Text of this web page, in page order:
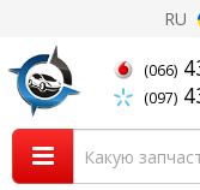
RU
(066)
(097)